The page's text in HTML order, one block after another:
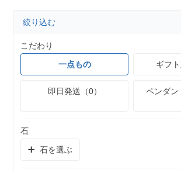
絞り込む
こだわり
一点もの
ギフト
即日発送（0）
ペンダン
石
石を選ぶ